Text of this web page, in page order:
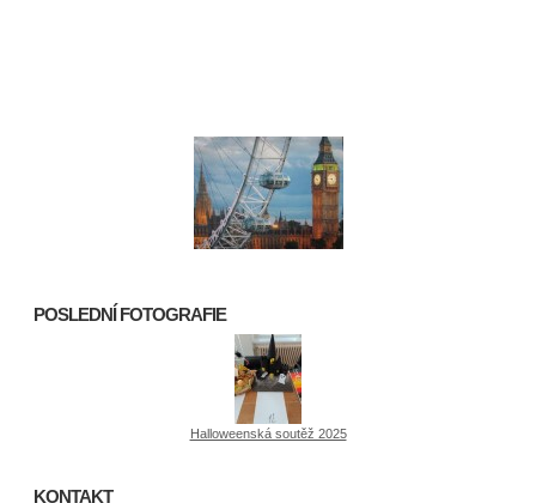
POSLEDNÍ FOTOGRAFIE
Halloweenská soutěž 2025
KONTAKT